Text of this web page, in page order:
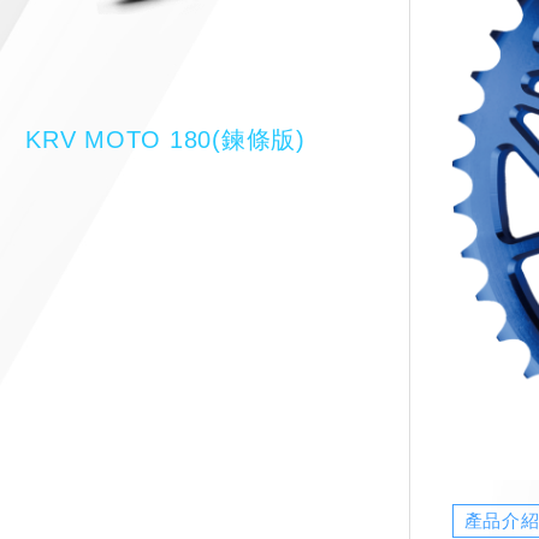
KRV MOTO 180(鍊條版)
產品介紹